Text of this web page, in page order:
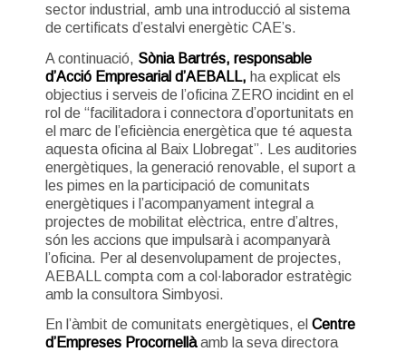
sector industrial, amb una introducció al sistema
de certificats d’estalvi energètic CAE’s.
A continuació, Sònia Bartrés, responsable
d’Acció Empresarial d’AEBALL, ha explicat els
objectius i serveis de l’oficina ZERO incidint en el
rol de “facilitadora i connectora d’oportunitats en
el marc de l’eficiència energètica que té aquesta
aquesta oficina al Baix Llobregat”. Les auditories
energètiques, la generació renovable, el suport a
les pimes en la participació de comunitats
energètiques i l’acompanyament integral a
projectes de mobilitat elèctrica, entre d’altres,
són les accions que impulsarà i acompanyarà
l’oficina. Per al desenvolupament de projectes,
AEBALL compta com a col·laborador estratègic
amb la consultora Simbyosi.
En l’àmbit de comunitats energètiques, el Centre
d’Empreses Procornellàamb la seva directora